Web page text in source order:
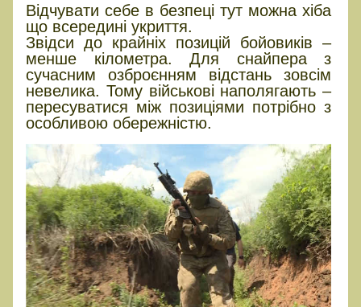
Відчувати себе в безпеці тут можна хіба
що всередині укриття.
Звідси до крайніх позицій бойовиків –
менше кілометра. Для снайпера з
сучасним озброєнням відстань зовсім
невелика. Тому військові наполягають –
пересуватися між позиціями потрібно з
особливою обережністю.